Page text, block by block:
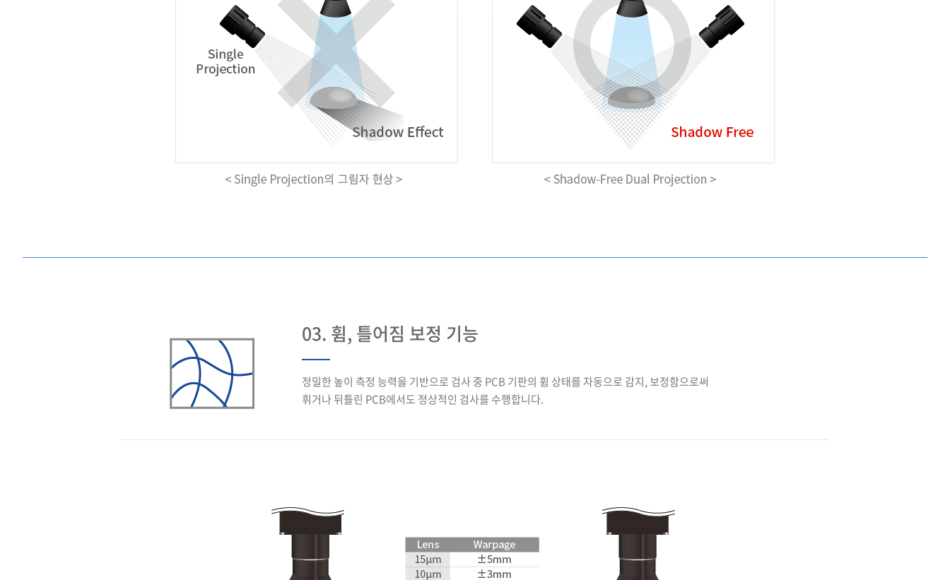
03. 휨, 틀어짐 보정 기능
정밀한 높이 측정 능력을 기반으로 검사 중 PCB 기판의 휨 상태를 자동으로 감지, 보정함으로써
휘거나 뒤틀린 PCB에서도 정상적인 검사를 수행합니다.